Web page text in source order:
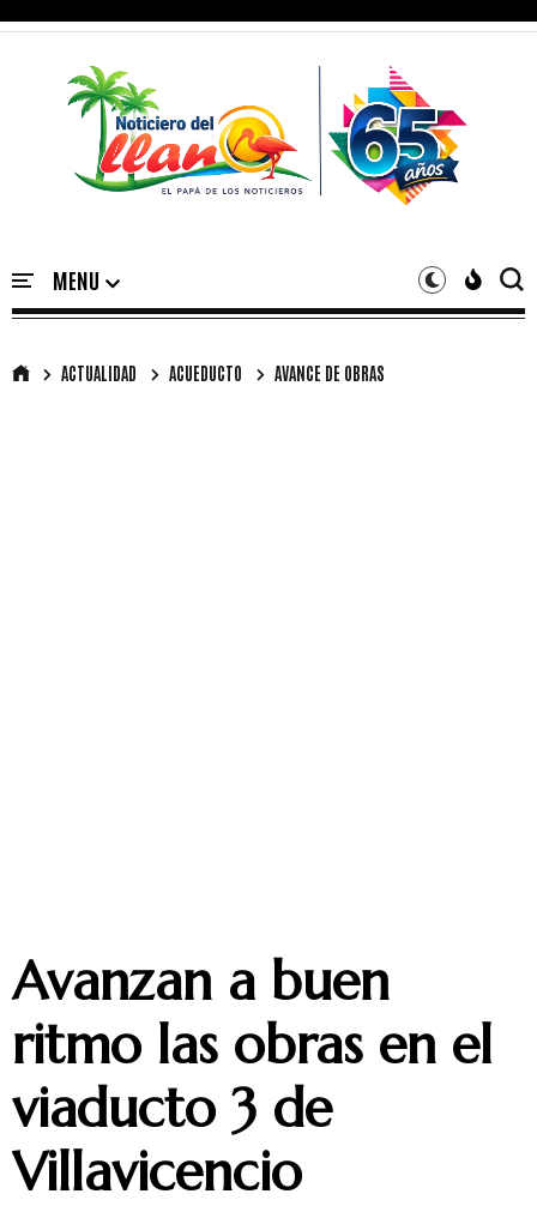
ACTUALIDAD ACUEDUCTO AVANCE DE OBRAS
Avanzan a buen
ritmo las obras en el
viaducto 3 de
Villavicencio